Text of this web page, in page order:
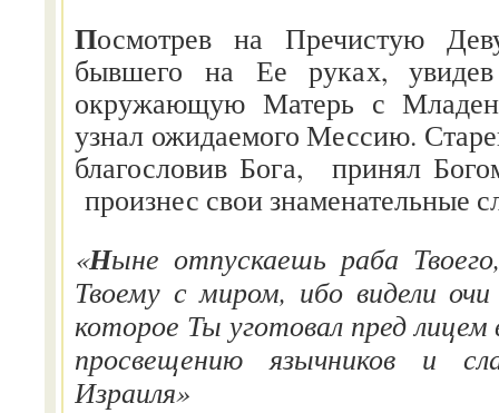
Посмотрев на Пречистую
бывшего на Ее руках,
окружающую Матерь с
узнал ожидаемого Мессию.
благословив Бога, принял
произнес свои знаменательные
«Ныне отпускаешь раба
Твоему с миром, ибо видели
которое Ты уготовал пред лицем
просвещению язычников и
Израиля»